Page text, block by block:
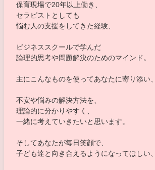
保育現場で20年以上働き、
セラピストとしても
悩む人の支援をしてきた経験、
ビジネススクールで学んだ
論理的思考や問題解決のためのマインド。
主にこんなものを使ってあなたに寄り添い、
不安や悩みの解決方法を、
理論的に分かりやすく、
一緒に考えていきたいと思います。
そしてあなたが毎日笑顔で、
子ども達と向き合えるようになってほしい、